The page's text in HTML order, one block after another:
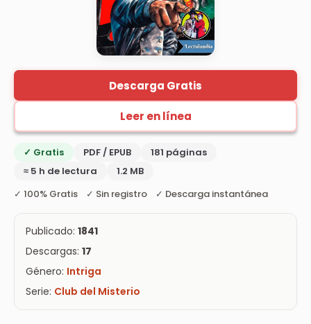
Descarga Gratis
Leer en línea
✓ Gratis PDF / EPUB
181 páginas
≈ 5 h de lectura
1.2 MB
✓ 100% Gratis ✓ Sin registro ✓ Descarga instantánea
Publicado: 1841
Descargas: 17
Género: Intriga
Serie: Club del Misterio